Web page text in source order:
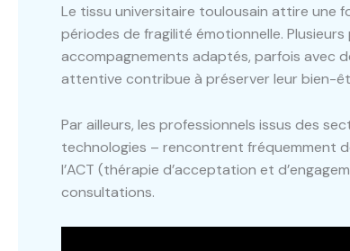
Le tissu universitaire toulousain attire une
périodes de fragilité émotionnelle.
accompagnements adaptés, parfois avec
attentive contribue à préserver leur bien-
Par ailleurs, les professionnels issus des
technologies – rencontrent fréquemment
l’ACT (thérapie d’acceptation et
consultations.